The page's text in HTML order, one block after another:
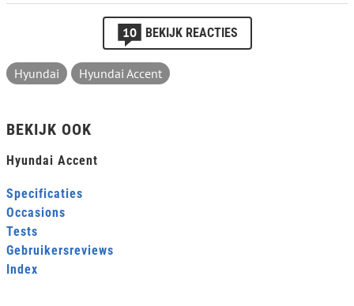
10 BEKIJK REACTIES
Hyundai Hyundai Accent
BEKIJK OOK
Hyundai Accent
Specificaties
Occasions
Tests
Gebruikersreviews
Index